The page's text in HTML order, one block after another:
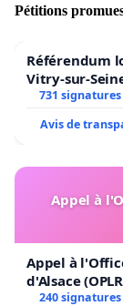
Pétitions
Référendum
Vitry-sur-
731 signatures
Avis de
Appel à
Appel à
d'Alsace
240 signatures